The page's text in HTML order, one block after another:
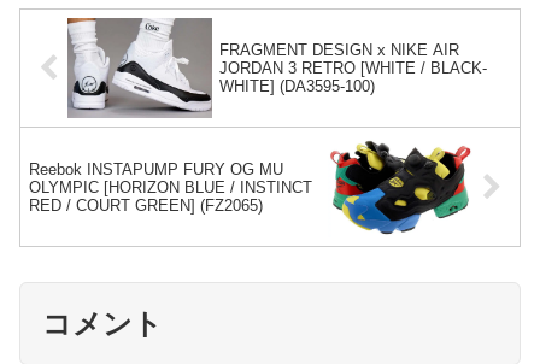
FRAGMENT DESIGN x NIKE AIR
JORDAN 3 RETRO [WHITE / BLACK-
WHITE] (DA3595-100)
Reebok INSTAPUMP FURY OG MU
OLYMPIC [HORIZON BLUE / INSTINCT
RED / COURT GREEN] (FZ2065)
コメント